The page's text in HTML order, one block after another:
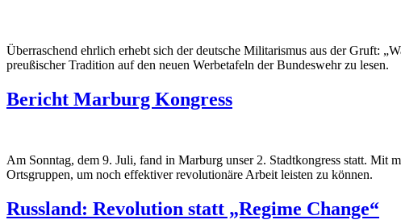
Überraschend ehrlich erhebt sich der deutsche Militarismus aus der Gruft:
preußischer Tradition auf den neuen Werbetafeln der Bundeswehr zu lesen.
Bericht Marburg Kongress
Am Sonntag, dem 9. Juli, fand in Marburg unser 2. Stadtkongress statt. Mit
Ortsgruppen, um noch effektiver revolutionäre Arbeit leisten zu können.
Russland: Revolution statt „Regime Change“